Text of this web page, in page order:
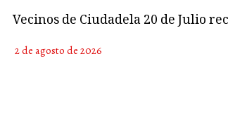
Vecinos de Ciudadela 20 de Julio
2 de agosto de 2026